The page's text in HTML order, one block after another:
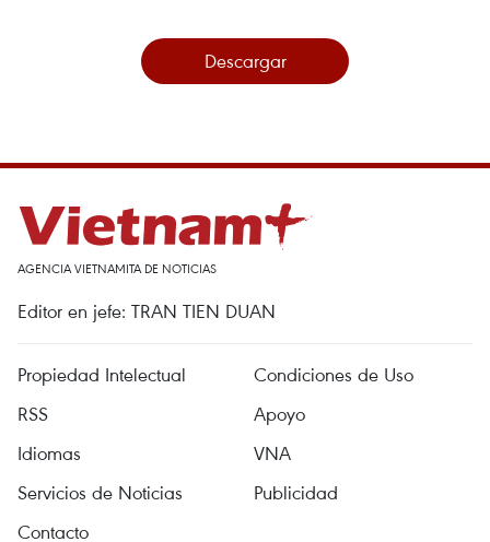
Descargar
AGENCIA VIETNAMITA DE NOTICIAS
Editor en jefe: TRAN TIEN DUAN
Propiedad Intelectual
Condiciones de Uso
RSS
Apoyo
Idiomas
VNA
Servicios de Noticias
Publicidad
Contacto